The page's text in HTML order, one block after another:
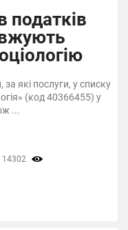
податків
які послуги, у списку
(код 40366455) у
...
14302